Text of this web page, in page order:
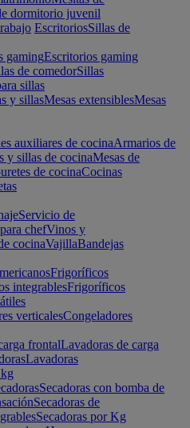
dormitorio juvenil
EscritoriosSillas de
gamingEscritorios gaming
de comedorSillas
sillas
y sillasMesas extensiblesMesas
auxiliares de cocinaArmarios de
y sillas de cocinaMesas de
de cocinaCocinas
Servicio de
chefVinos y
cocinaVajillaBandejas
Frigoríficos
integrablesFrigoríficos
verticalesCongeladores
frontalLavadoras de carga
Lavadoras
Secadoras con bomba de
Secadoras de
Secadoras por Kg